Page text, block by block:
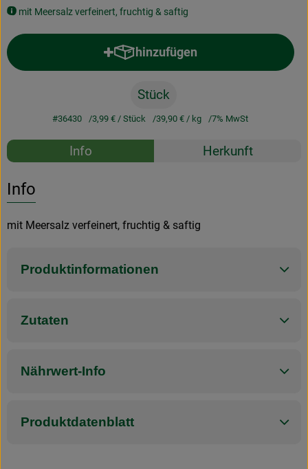
Über uns
Infos
Geschäftskunden
mit Meersalz verfeinert, fruchtig & saftig
hinzufügen
Produkt zum Warenkorb
Stück
#36430 3,99 €/ Stück 39,90 €/ kg 7% MwSt
Rezepte
Info Herkunft
Info
mit Meersalz verfeinert, fruchtig & saftig
Produktinformationen
Zutaten
Nährwert-Info
Produktdatenblatt